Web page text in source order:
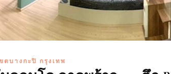
ตบางกะปิ กรุงเทพ